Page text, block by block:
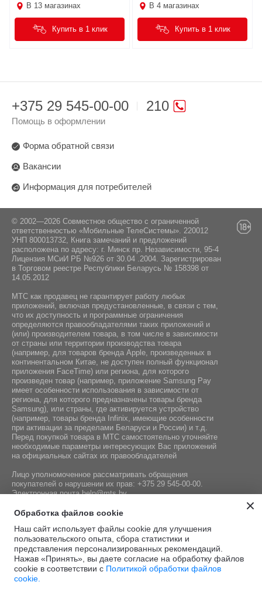
В 13 магазинах
Купить в 1 клик
В 4 магазинах
Купить в 1 клик
210
+375 29 545-00-00
Помощь в оформлении
Форма обратной связи
Вакансии
Информация для потребителей
© 2002—2026 Совместное общество с ограниченной
ответственностью «Мобильные ТелеСистемы». 220012
УНП 800013732, Книга замечаний и предложений
расположена по адресу: г. Минск пр. Независимости, 95-4
Лицензия МСиИ РБ №926 от 30.04 .2004. Зарегистрирован
в Торговом реестре Республики Беларусь № 158398 от
14.05.2012
МТС как продавец не гарантирует работу любых
приложений, включая предустановленные, в связи с тем,
что их доступность и программные ограничения
определяются правообладателями таких приложений и
(или) производителем товара, в том числе в зависимости
от страны или территории производства товара
(например, для товаров бренда Apple, произведенных в
континентальном Китае, не доступен полный функционал
приложения FaceTime) или региона, для которого
произведен товар (например, приложение Samsung Pay
имеет особенности использования в зависимости от
региона, для которого предназначены товары бренда
Samsung), или страны, где активируется устройство
(например, товары бренда Infiniх, имеющие особенности
при активации за пределами Беларуси и России) и т.д.
Перед покупкой товара в МТС самостоятельно уточняйте
необходимые параметры интересующих Вас приложений
на официальных сайтах их правообладателей
Лицо уполномоченное рассматривать обращения
покупателей о нарушении их прав: +375 29 545-00-00.
Электронная почтаhelp@mts.by
Номер телефона работников местных исполнительных и
регистрации СООО «Мобильные ТелеСистемы»,
уполномоченных рассматривать обращения покупателей:
+375 17 215-14-65
Обработка файлов cookie
Наш сайт использует файлы cookie для улучшения
пользовательского опыта, сбора статистики и
представления персонализированных рекомендаций.
Нажав «Принять», вы даете согласие на обработку файлов
cookie в соответствии с Политикой обработки файлов
cookie.